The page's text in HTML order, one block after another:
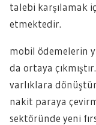
talebi karşılamak
etmektedir.
mobil ödemelerin
da ortaya
varlıklara
nakit paraya
sektöründe yeni